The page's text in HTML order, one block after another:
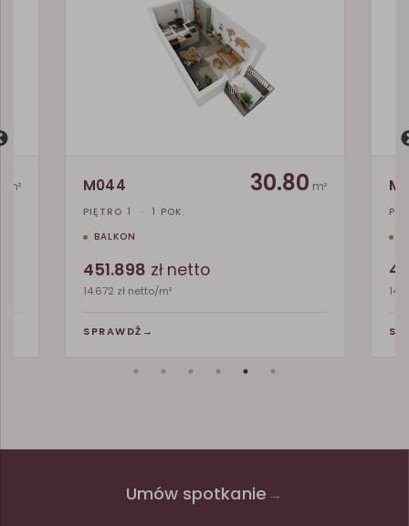
m² M044 30.80 m²
PIĘTRO 1 ·
1 POK.
BALKON
451.898 zł netto
14.672 zł netto/m²
SPRAWDŹ →
Umów spotkanie →